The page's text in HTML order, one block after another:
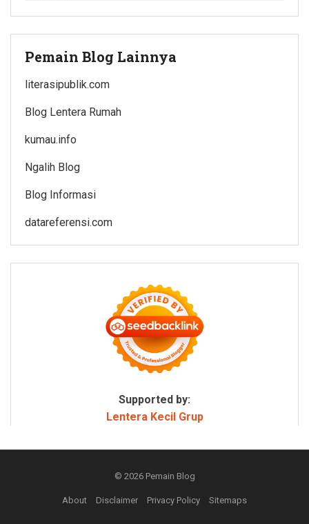
Pemain Blog Lainnya
literasipublik.com
Blog Lentera Rumah
kumau.info
Ngalih Blog
Blog Informasi
datareferensi.com
Supported by:
Lentera Kecil Grup
© 2026 Pemain Blog
About Disclaimer Privacy Policy Sitemaps